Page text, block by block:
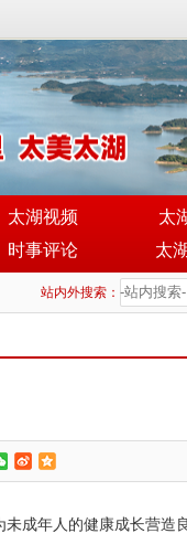
太湖视频 太
时事评论 太
站内外搜索：
成年人的健康成长营造